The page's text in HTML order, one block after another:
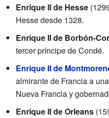
Enrique II de Hesse
Hesse desde 1328.
Enrique II de Borbón-
tercer príncipe de Condé.
Enrique II de
almirante de Francia a
Nueva Francia y
Enrique II de Orleans